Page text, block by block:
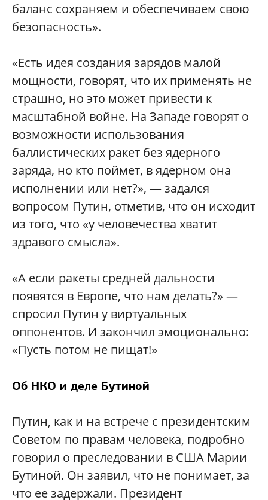
баланс сохраняем и обеспечиваем свою
безопасность».
«Есть идея создания зарядов малой
мощности, говорят, что их применять не
страшно, но это может привести к
масштабной войне. На Западе говорят о
возможности использования
баллистических ракет без ядерного
заряда, но кто поймет, в ядерном она
исполнении или нет?», — задался
вопросом Путин, отметив, что он исходит
из того, что «у человечества хватит
здравого смысла».
«А если ракеты средней дальности
появятся в Европе, что нам делать?» —
спросил Путин у виртуальных
оппонентов. И закончил эмоционально:
«Пусть потом не пищат!»
Об НКО и деле Бутиной
Путин, как и на встрече с президентским
Советом по правам человека, подробно
говорил о преследовании в США Марии
Бутиной. Он заявил, что не понимает, за
что ее задержали. Президент